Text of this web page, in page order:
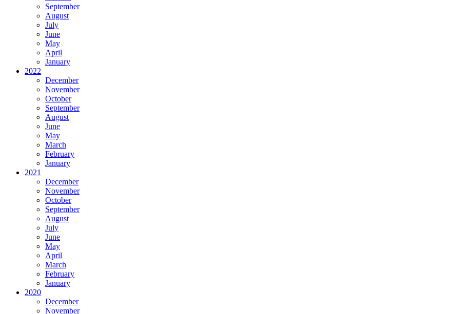
September
August
July
June
May
April
January
2022
December
November
October
September
August
June
May
March
February
January
2021
December
November
October
September
August
July
June
May
April
March
February
January
2020
December
November